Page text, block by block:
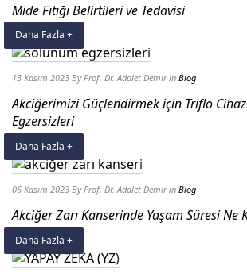
Mide Fıtığı Belirtileri ve Tedavisi
Daha Fazla +
13 Kasım 2023 By Prof. Dr. Adalet Demir in Blog
Akciğerimizi Güçlendirmek için Triflo
Egzersizleri
Daha Fazla +
06 Kasım 2023 By Prof. Dr. Adalet Demir in Blog
Akciğer Zarı Kanserinde Yaşam Süresi Ne
Daha Fazla +